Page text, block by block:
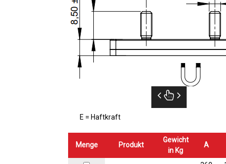
E = Haftkraft
Menge Produkt
Gewicht
in Kg
A